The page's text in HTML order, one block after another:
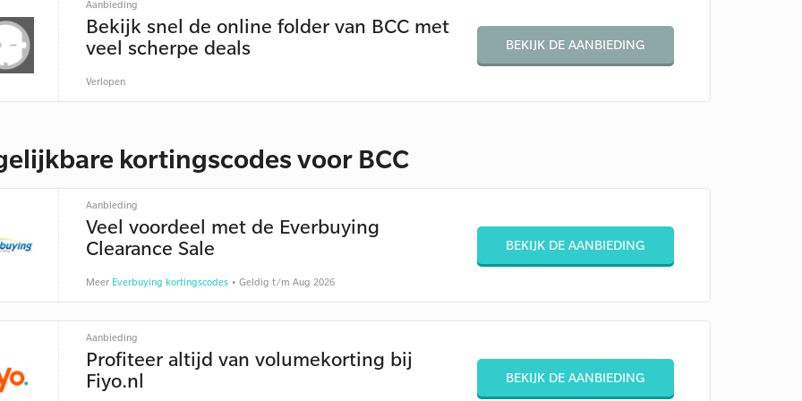
Aanbieding
Bekijk snel de online folder van BCC met
veel scherpe deals
Verlopen
BEKIJK DE AANBIEDING
kortingscodes voor BCC
Aanbieding
Veel voordeel met de Everbuying
Clearance Sale
Meer Everbuying kortingscodes• Geldig t/m Aug 2026
BEKIJK DE AANBIEDING
Aanbieding
Profiteer altijd van volumekorting bij
Fiyo.nl
BEKIJK DE AANBIEDING